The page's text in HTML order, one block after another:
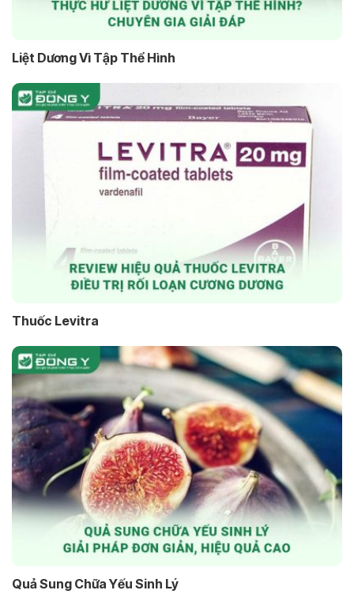
Liệt Dương Vì Tập Thể Hình
Thuốc Levitra
Quả Sung Chữa Yếu Sinh Lý